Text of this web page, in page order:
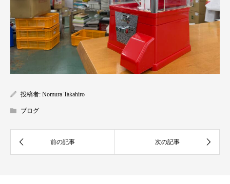
投稿者: Nomura Takahiro
ブログ